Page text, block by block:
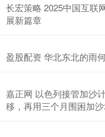
长宏策略 2025中国互联
展新篇章
盈股配资 华北东北的雨
嘉正网 以色列接管加沙
移，再用三个月围困加